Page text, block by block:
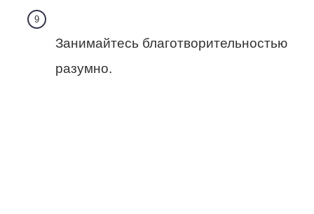
Занимайтесь благотворительностью
разумно.